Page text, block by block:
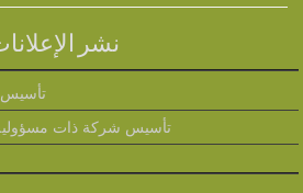
نشر
تأسيس
تأسيس شركة ذات